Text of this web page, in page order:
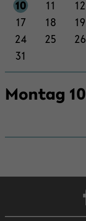
wech­
seln
10
11 12
17
18 19
24
25 26
31
Mon­tag 10